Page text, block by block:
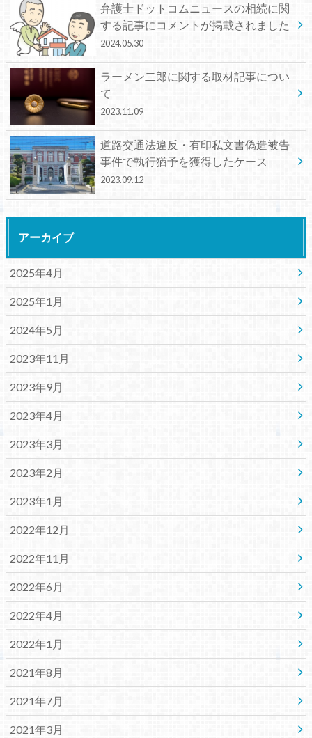
弁護士ドットコムニュースの相続に関
する記事にコメントが掲載されました
2024.05.30
ラーメン二郎に関する取材記事につい
て
2023.11.09
道路交通法違反・有印私文書偽造被告
事件で執行猶予を獲得したケース
2023.09.12
アーカイブ
2025年4月
2025年1月
2024年5月
2023年11月
2023年9月
2023年4月
2023年3月
2023年2月
2023年1月
2022年12月
2022年11月
2022年6月
2022年4月
2022年1月
2021年8月
2021年7月
2021年3月